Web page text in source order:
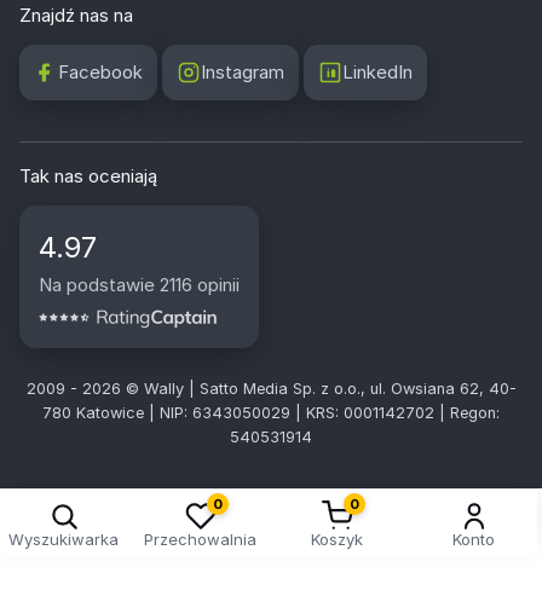
Znajdź nas na
Facebook Instagram LinkedIn
Tak nas oceniają
4.97
Na podstawie 2116 opinii
2009 - 2026 © Wally | Satto Media Sp. z o.o., ul. Owsiana 62, 40-
780 Katowice | NIP: 6343050029 | KRS: 0001142702 | Regon:
540531914
Wyszukiwarka
0
Przechowalnia
0
Koszyk Konto